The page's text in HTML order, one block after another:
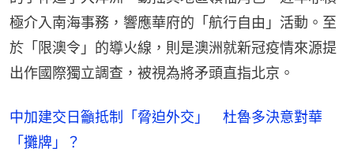
極介入南海事務，響應華府的「航行自由」活動。至
於「限澳令」的導火線，則是澳洲就新冠疫情來源提
出作國際獨立調查，被視為將矛頭直指北京。
中加建交日籲抵制「脅迫外交」 杜魯多決意對華
「攤牌」？